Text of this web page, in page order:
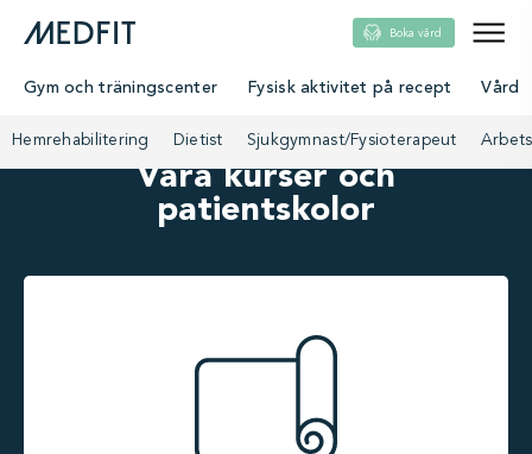
Boka vård
Hemrehabilitering Dietist Sjukgymnast/Fysioterapeut
Gym och träningscenter Fysisk aktivitet på recept Vård
Våra kurser och
patientskolor